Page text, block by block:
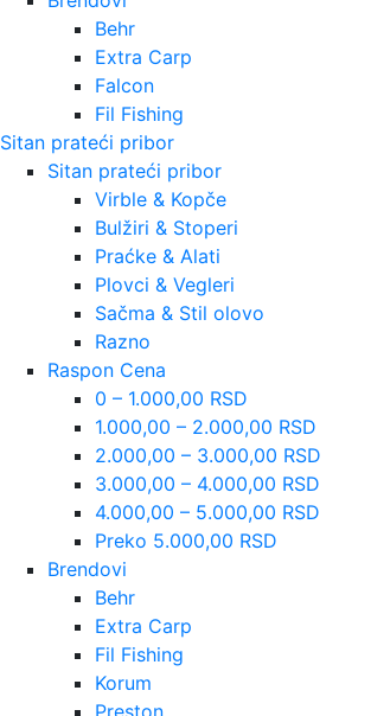
Behr
Extra Carp
Falcon
Fil Fishing
Sitan prateći pribor
Sitan prateći pribor
Virble & Kopče
Bulžiri & Stoperi
Praćke & Alati
Plovci & Vegleri
Sačma & Stil olovo
Razno
Raspon Cena
0 – 1.000,00 RSD
1.000,00 – 2.000,00 RSD
2.000,00 – 3.000,00 RSD
3.000,00 – 4.000,00 RSD
4.000,00 – 5.000,00 RSD
Preko 5.000,00 RSD
Brendovi
Behr
Extra Carp
Fil Fishing
Korum
Preston